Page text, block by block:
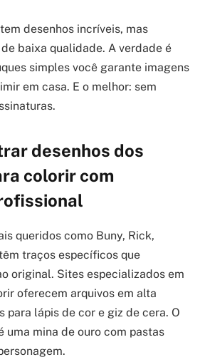
desenhos incríveis, mas
baixa qualidade. A verdade é
simples você garante imagens
em casa. E o melhor: sem
desenhos dos
colorir com
queridos como Buny, Rick,
traços específicos que
original. Sites especializados em
oferecem arquivos em alta
para lápis de cor e giz de cera. O
uma mina de ouro com pastas